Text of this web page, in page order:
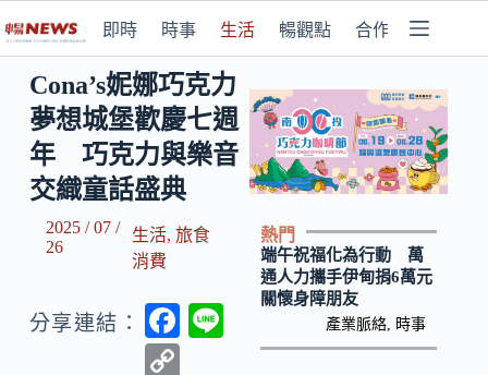
即時 時事 生活 暢觀點 合作媒體
Cona’s妮娜巧克力
夢想城堡歡慶七週
年 巧克力與樂音
交織童話盛典
2025 / 07 /
26
生活, 旅食
消費
分享連結：
F
熱門
端午祝福化為行動 萬
通人力攜手伊甸捐6萬元
關懷身障朋友
產業脈絡 時事